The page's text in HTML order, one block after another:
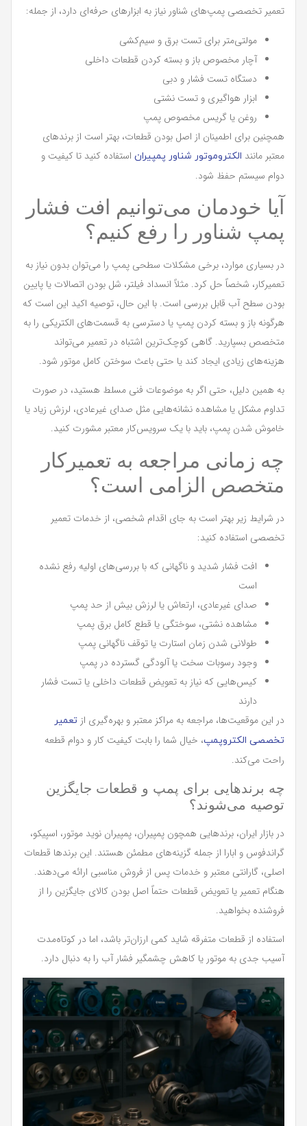
تعمیر تخصصی پمپ‌های شناور نیاز به ابزارهای حرفه‌ای دارد، از جمله:
مولتی‌متر برای تست برق و سیم‌کشی
آچار مخصوص باز و بسته کردن قطعات داخلی
دستگاه تست فشار و دبی
ابزار هواگیری و تست نشتی
روغن یا گریس مخصوص پمپ
همچنین برای اطمینان از اصل بودن قطعات، بهتر است از برندهای
معتبر مانند الکتروموتور شناور پمپیران استفاده کنید تا کیفیت و
دوام سیستم حفظ شود.
آیا خودمان می‌توانیم افت فشار
پمپ شناور را رفع کنیم؟
در بسیاری موارد، برخی مشکلات سطحی پمپ را می‌توان بدون نیاز به
تعمیرکار، شخصاً حل کرد. مثلاً انسداد فیلتر، شل بودن اتصالات یا پایین
بودن سطح آب قابل بررسی است. با این حال، توصیه اکید این است که
هرگونه باز و بسته کردن پمپ یا دسترسی به قسمت‌های الکتریکی را به
متخصص بسپارید. گاهی کوچک‌ترین اشتباه در تعمیر می‌تواند
هزینه‌های زیادی ایجاد کند یا حتی باعث سوختن کامل موتور شود.
به همین دلیل، حتی اگر به موضوعات فنی مسلط هستید، در صورت
تداوم مشکل یا مشاهده نشانه‌هایی مثل صدای غیرعادی، لرزش زیاد یا
خاموش شدن پمپ، باید با یک سرویس‌کار معتبر مشورت کنید.
چه زمانی مراجعه به تعمیرکار
متخصص الزامی است؟
در شرایط زیر بهتر است به جای اقدام شخصی، از خدمات تعمیر
تخصصی استفاده کنید:
افت فشار شدید و ناگهانی که با بررسی‌های اولیه رفع نشده
است
صدای غیرعادی، ارتعاش یا لرزش بیش از حد پمپ
مشاهده نشتی، سوختگی یا قطع کامل برق پمپ
طولانی شدن زمان استارت یا توقف ناگهانی پمپ
وجود رسوبات سخت یا آلودگی گسترده در پمپ
کیس‌هایی که نیاز به تعویض قطعات داخلی یا تست فشار
دارند
در این موقعیت‌ها، مراجعه به مراکز معتبر و بهره‌گیری از تعمیر
تخصصی الکتروپمپ، خیال شما را بابت کیفیت کار و دوام قطعه
راحت می‌کند.
چه برندهایی برای پمپ و قطعات جایگزین
توصیه می‌شوند؟
در بازار ایران، برندهایی همچون پمپیران، پمپیران نوید موتور، اسپیکو،
گراندفوس و ابارا از جمله گزینه‌های مطمئن هستند. این برندها قطعات
اصلی، گارانتی معتبر و خدمات پس از فروش مناسبی ارائه می‌دهند.
هنگام تعمیر یا تعویض قطعات حتماً اصل بودن کالای جایگزین را از
فروشنده بخواهید.
استفاده از قطعات متفرقه شاید کمی ارزان‌تر باشد، اما در کوتاه‌مدت
آسیب جدی به موتور یا کاهش چشمگیر فشار آب را به دنبال دارد.